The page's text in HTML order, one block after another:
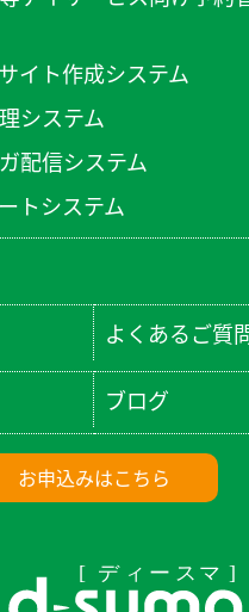
イト作成システム
システム
配信システム
トシステム
よくあるご質
ブログ
お申込みはこちら